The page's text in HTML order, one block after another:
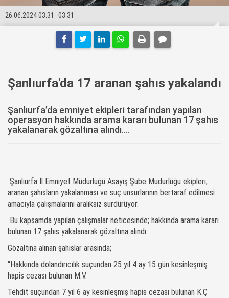
03:31
26.06.2024 03:31
Şanlıurfa'da 17 aranan şahıs yakalandı
Şanlıurfa’da emniyet ekipleri tarafından yapılan
operasyon hakkında arama kararı bulunan 17 şahıs
yakalanarak gözaltına alındı....
Şanlıurfa İl Emniyet Müdürlüğü Asayiş Şube Müdürlüğü ekipleri,
aranan şahısların yakalanması ve suç unsurlarının bertaraf edilmesi
amacıyla çalışmalarını aralıksız sürdürüyor.
Bu kapsamda yapılan çalışmalar neticesinde; hakkında arama kararı
bulunan 17 şahıs yakalanarak gözaltına alındı.
Gözaltına alınan şahıslar arasında;
“Hakkında dolandırıcılık suçundan 25 yıl 4 ay 15 gün kesinleşmiş
hapis cezası bulunan M.V.
Tehdit suçundan 7 yıl 6 ay kesinleşmiş hapis cezası bulunan K.Ç